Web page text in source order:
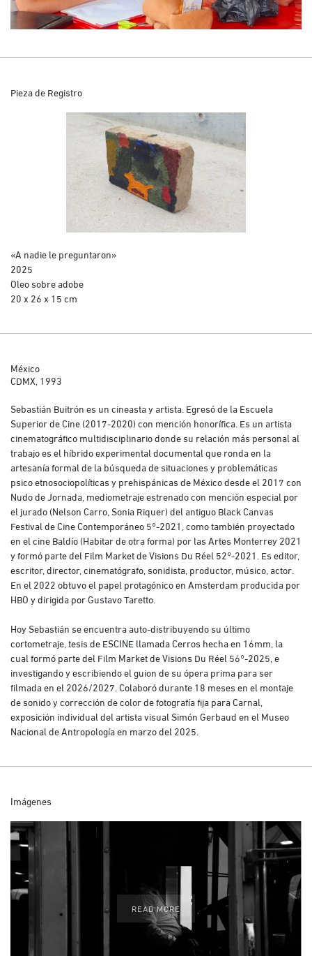
Pieza de Registro
«A nadie le preguntaron»
2025
Oleo sobre adobe
20 x 26 x 15 cm
México
CDMX, 1993
Sebastián Buitrón es un cineasta y artista. Egresó de la Escuela
Superior de Cine (2017-2020) con mención honorífica. Es un artista
cinematográfico multidisciplinario donde su relación más personal al
trabajo es el híbrido experimental documental que ronda en la
artesanía formal de la búsqueda de situaciones y problemáticas
psico etnosociopolíticas y prehispánicas de México desde el 2017 con
Nudo de Jornada, mediometraje estrenado con mención especial por
el jurado (Nelson Carro, Sonia Riquer) del antiguo Black Canvas
Festival de Cine Contemporáneo 5°-2021, como también proyectado
en el cine Baldío (Habitar de otra forma) por las Artes Monterrey 2021
y formó parte del Film Market de Visions Du Réel 52°-2021. Es editor,
escritor, director, cinematógrafo, sonidista, productor, músico, actor.
En el 2022 obtuvo el papel protagónico en Amsterdam producida por
HBO y dirigida por Gustavo Taretto.
Hoy Sebastián se encuentra auto-distribuyendo su último
cortometraje, tesis de ESCINE llamada Cerros hecha en 16mm, la
cual formó parte del Film Market de Visions Du Réel 56°-2025, e
investigando y escribiendo el guion de su ópera prima para ser
filmada en el 2026/2027. Colaboró durante 18 meses en el montaje
de sonido y corrección de color de fotografía fija para Carnal,
exposición individual del artista visual Simón Gerbaud en el Museo
Nacional de Antropología en marzo del 2025.
Imágenes
READ MORE